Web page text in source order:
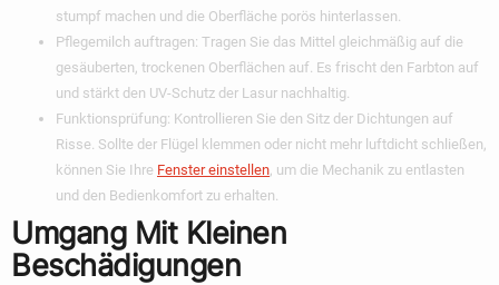
stumpf machen und die Oberfläche porös hinterlassen.
Pflegemilch auftragen: Tragen Sie das Mittel gleichmäßig auf die
gesäuberten, trockenen Oberflächen auf. Es frischt den Farbton auf
und stärkt den UV-Schutz der Lasur nachhaltig.
Funktionsprüfung: Kontrollieren Sie den Sitz der Dichtungen auf
Risse. Sollte der Flügel klemmen oder nicht mehr luftdicht schließen,
können Sie Ihre Fenster einstellen , um die Mechanik zu entlasten
und den Bedienkomfort zu erhalten.
Umgang Mit Kleinen
Beschädigungen